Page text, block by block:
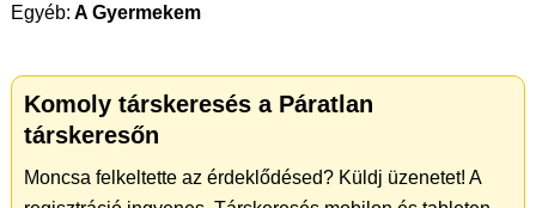
Egyéb: A Gyermekem
Komoly társkeresés a Páratlan
társkeresőn
Moncsa felkeltette az érdeklődésed? Küldj üzenetet! A